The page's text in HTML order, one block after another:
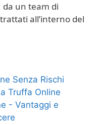
da un team di
all’interno del
Senza Rischi
Truffa Online
- Vantaggi e